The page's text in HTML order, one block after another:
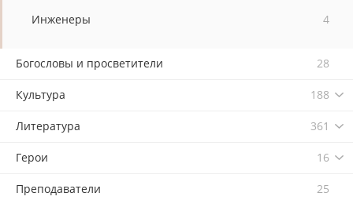
Инженеры
4
Богословы и просветители 28
Культура 188
Литература 361
Герои 16
Преподаватели 25